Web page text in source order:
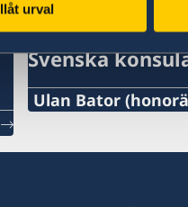
urval
Svenska
Ulan Bator